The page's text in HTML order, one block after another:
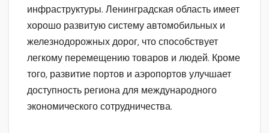
инфраструктуры. Ленинградская область имеет
хорошо развитую систему автомобильных и
железнодорожных дорог, что способствует
легкому перемещению товаров и людей. Кроме
того, развитие портов и аэропортов улучшает
доступность региона для международного
экономического сотрудничества.